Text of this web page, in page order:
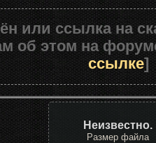
или ссылка на
об этом на
ссылке]
Неизвестно.
Размер файла